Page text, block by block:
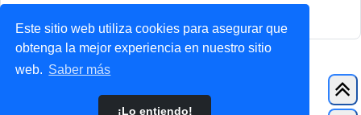
Este sitio web utiliza cookies para asegurar que
obtenga la mejor experiencia en nuestro sitio
web. Saber más
¡Lo entiendo!
ForoClub 2025
Privacidad| Condiciones